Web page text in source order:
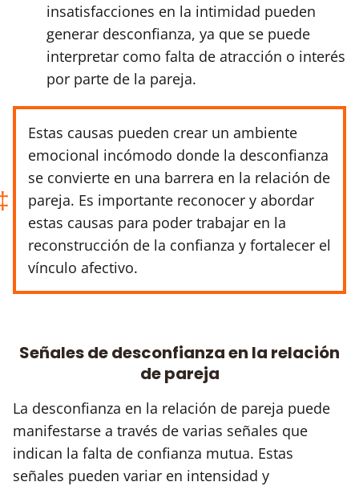
insatisfacciones en la intimidad pueden
generar desconfianza, ya que se puede
interpretar como falta de atracción o interés
por parte de la pareja.
Estas causas pueden crear un ambiente
emocional incómodo donde la desconfianza
se convierte en una barrera en la relación de
pareja. Es importante reconocer y abordar
estas causas para poder trabajar en la
reconstrucción de la confianza y fortalecer el
vínculo afectivo.
Señales de desconfianza en la relación
de pareja
La desconfianza en la relación de pareja puede
manifestarse a través de varias señales que
indican la falta de confianza mutua. Estas
señales pueden variar en intensidad y